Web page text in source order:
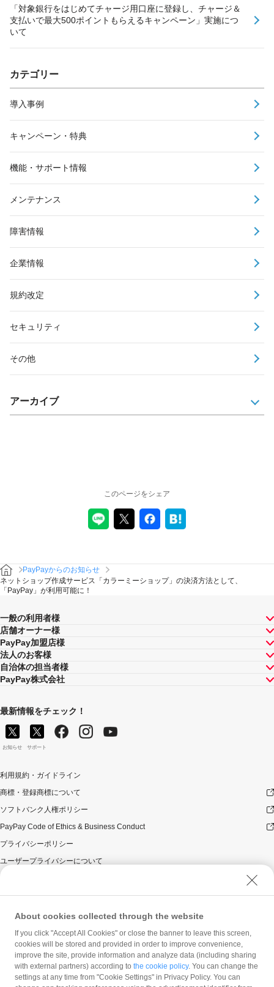
「対象銀行をはじめてチャージ用口座に登録し、チャージ＆
支払いで最大500ポイントもらえるキャンペーン」実施につ
いて
カテゴリー
導入事例
キャンペーン・特典
機能・サポート情報
メンテナンス
障害情報
企業情報
規約改定
セキュリティ
その他
アーカイブ
このページをシェア
PayPayからのお知らせ
ネットショップ作成サービス「カラーミーショップ」の決済方法として、
「PayPay」が利用可能に！
一般の利用者様
店舗オーナー様
PayPay加盟店様
法人のお客様
自治体の担当者様
PayPay株式会社
最新情報をチェック！
お知らせ サポート
利用規約・ガイドライン
商標・登録商標について
ソフトバンク人権ポリシー
PayPay Code of Ethics & Business Conduct
プライバシーポリシー
ユーザープライバシーについて
ウェブサイト利用規約
反社会的勢力に対する方針
勧誘方針
マネロン等基本方針
カスタマーハラスメントに関する当社の考え方
About cookies collected through the website
If you click "Accept All Cookies" or close the banner to leave this screen,
cookies will be stored and provided in order to improve convenience,
improve the site, provide information and analyze data (including sharing
with external partners) according to the cookie policy. You can change the
settings at any time from "Cookie Settings" in Privacy Policy. You can